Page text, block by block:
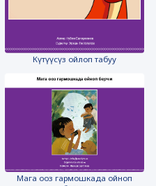
Күтүүсүз ойлоп табуу
Мага ооз гармошкада ойноп